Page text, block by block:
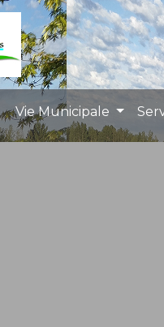
Vie Municipale